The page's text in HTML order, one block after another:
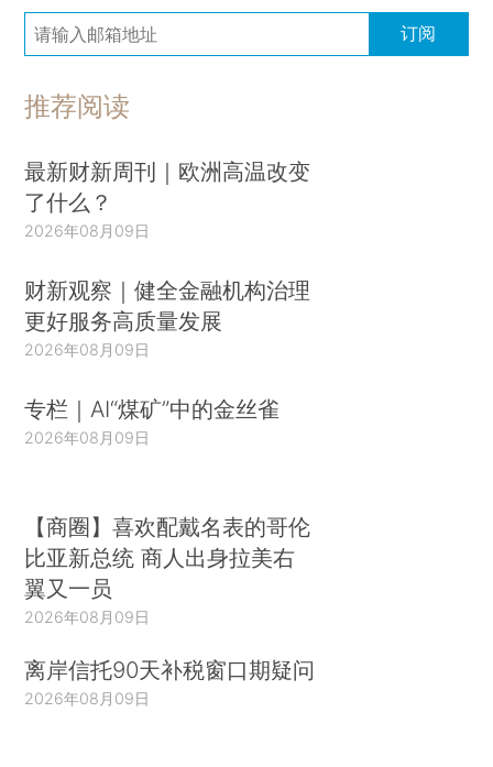
订阅
推荐阅读
最新财新周刊｜欧洲高温改变
了什么？
2026年08月09日
财新观察｜健全金融机构治理
更好服务高质量发展
2026年08月09日
专栏｜AI“煤矿”中的金丝雀
2026年08月09日
【商圈】喜欢配戴名表的哥伦
比亚新总统 商人出身拉美右
翼又一员
2026年08月09日
离岸信托90天补税窗口期疑问
2026年08月09日